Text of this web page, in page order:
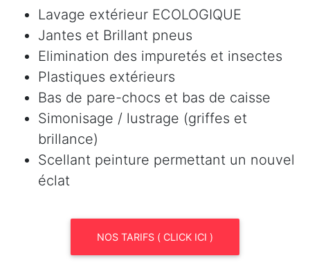
Lavage extérieur ECOLOGIQUE
Jantes et Brillant pneus
Elimination des impuretés et insectes
Plastiques extérieurs
Bas de pare-chocs et bas de caisse
Simonisage / lustrage (griffes et
brillance)
Scellant peinture permettant un nouvel
éclat
NOS TARIFS ( CLICK ICI )